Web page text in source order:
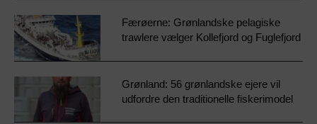
Færøerne: Grønlandske pelagiske
trawlere vælger Kollefjord og Fuglefjord
Grønland: 56 grønlandske ejere vil
udfordre den traditionelle fiskerimodel